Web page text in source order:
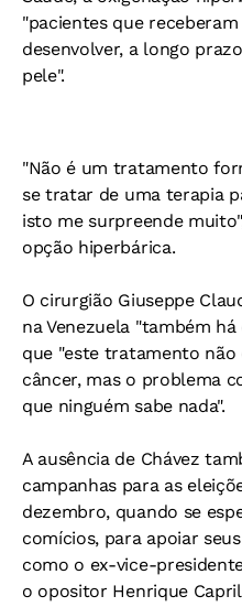
"pacientes que
desenvolver, a longo
pele".
"Não é um tratamento
se tratar de uma terapia
isto me surpreende
opção hiperbárica.
O cirurgião Giuseppe
na Venezuela "também
que "este tratamento
câncer, mas o problema
que ninguém sabe nada".
A ausência de Chávez
campanhas para as
dezembro, quando se
comícios, para apoiar
como o ex-vice-
o opositor Henrique